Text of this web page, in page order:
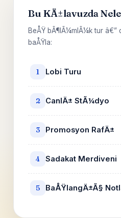
Bu KÄ±lavuzda
BeÅŸ bÃ¶lÃ¼mlÃ¼k tur â€”
baÅŸla:
1 Lobi Turu
2 CanlÄ± StÃ¼dyo
3 Promosyon RafÄ±
4 Sadakat Merdiveni
5 BaÅŸlangÄ±Ã§